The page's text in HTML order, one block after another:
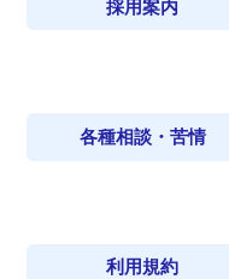
採用案内
各種相談・苦情
利用規約